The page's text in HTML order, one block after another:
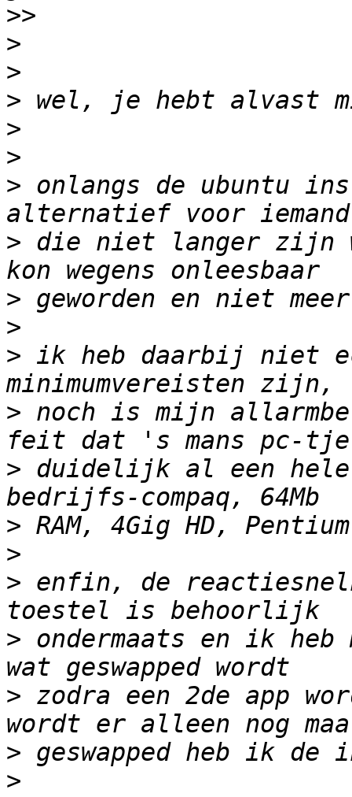
>>
>
>
>
>
>
> onlangs de ubuntu
> die niet langer zijn
>
>
> ik heb daarbij niet
> noch is mijn
> duidelijk al een hele
>
>
> enfin, de
> ondermaats en ik heb
> zodra een 2de app
>
>